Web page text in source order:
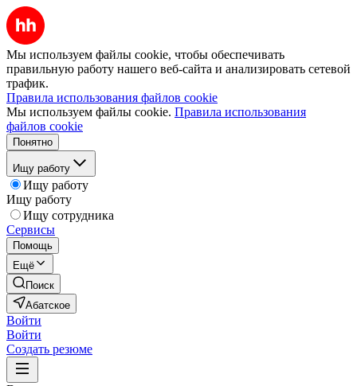
Мы используем файлы cookie, чтобы обеспечивать
правильную работу нашего веб-сайта и анализировать сетевой
трафик.
Правила использования файлов cookie
Мы используем файлы cookie. Правила использования
файлов cookie
Понятно
Ищу работу
Ищу работу
Ищу работу
Ищу сотрудника
Сервисы
Помощь
Ещё
Поиск
Абатское
Войти
Войти
Создать резюме